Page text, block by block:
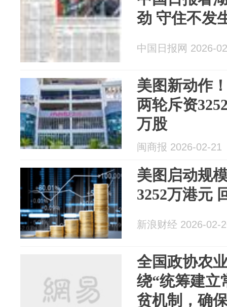
劲 守住不发
中国日报网 2026-
美图新动作
两轮斥资
万股
闽商报 2026-02-21
美图启动规
3252万港元
新浪财经 2026-02-
全国政协农
绕“统筹建立
贫机制，确